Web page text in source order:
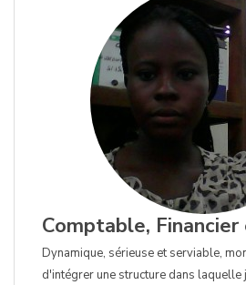
Comptable,
Dynamique, sérieuse et serviable,
d'intégrer une structure dans